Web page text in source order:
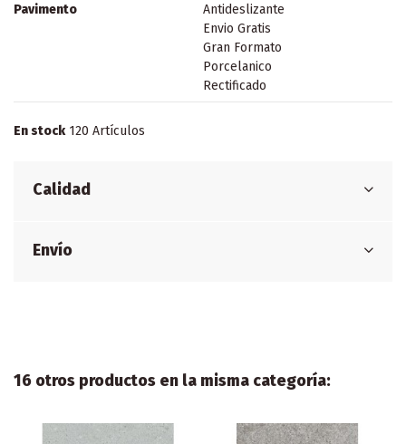
Pavimento
Antideslizante
Envio Gratis
Gran Formato
Porcelanico
Rectificado
En stock 120 Artículos
Calidad
Envío
16 otros productos en la misma categoría: